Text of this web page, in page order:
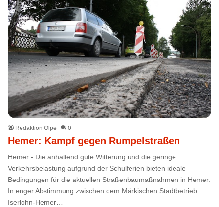
Redaktion Olpe 0
Hemer: Kampf gegen Rumpelstraßen
Hemer - Die anhaltend gute Witterung und die geringe
Verkehrsbelastung aufgrund der Schulferien bieten ideale
Bedingungen für die aktuellen Straßenbaumaßnahmen in Hemer.
In enger Abstimmung zwischen dem Märkischen Stadtbetrieb
Iserlohn-Hemer…